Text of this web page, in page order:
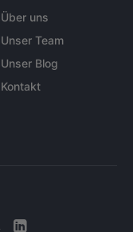
Über uns
Unser Team
Unser Blog
Kontakt